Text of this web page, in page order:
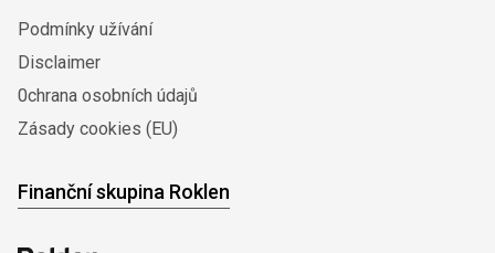
Podmínky užívání
Disclaimer
0chrana osobních údajů
Zásady cookies (EU)
Finanční skupina Roklen